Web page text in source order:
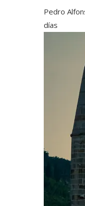
Pedro
días